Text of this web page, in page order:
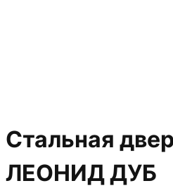
Стальная
ЛЕОНИД ДУБ